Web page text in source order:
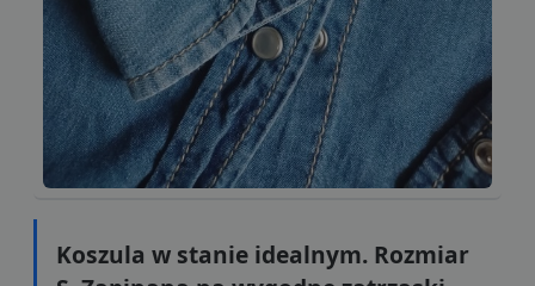
Koszula w stanie idealnym. Rozmiar